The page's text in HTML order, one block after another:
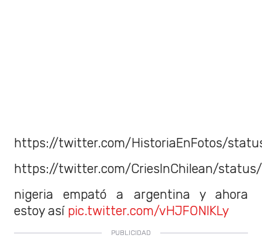
https://twitter.com/HistoriaEnFotos/
https://twitter.com/CriesInChilean/status/
nigeria empató a argentina y ahora
estoy así pic.twitter.com/vHJFONIKLy